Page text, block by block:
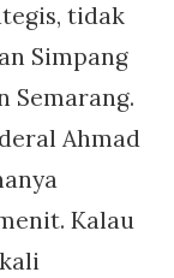
tidak
Simpang
Semarang.
Ahmad
Kalau